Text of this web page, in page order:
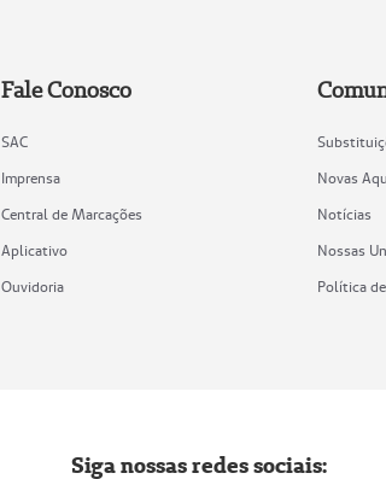
Fale Conosco
SAC
Imprensa
Central de Marcações
Aplicativo
Ouvidoria
Novas
Notícias
Nossas
Política
Siga nossas redes sociais: